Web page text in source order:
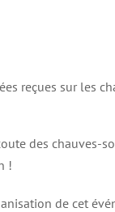
reçues sur les
des
!
de cet